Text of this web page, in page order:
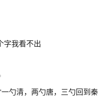
字我看不出
勺清，两勺唐，三勺回到秦